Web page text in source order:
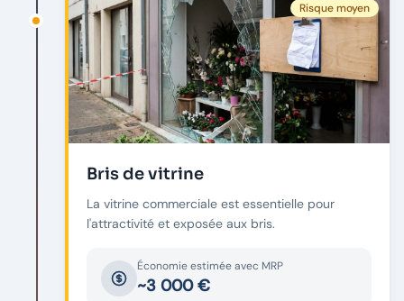
Risque moyen
Bris de vitrine
La vitrine commerciale est essentielle pour
l'attractivité et exposée aux bris.
Économie estimée avec MRP
~3 000 €